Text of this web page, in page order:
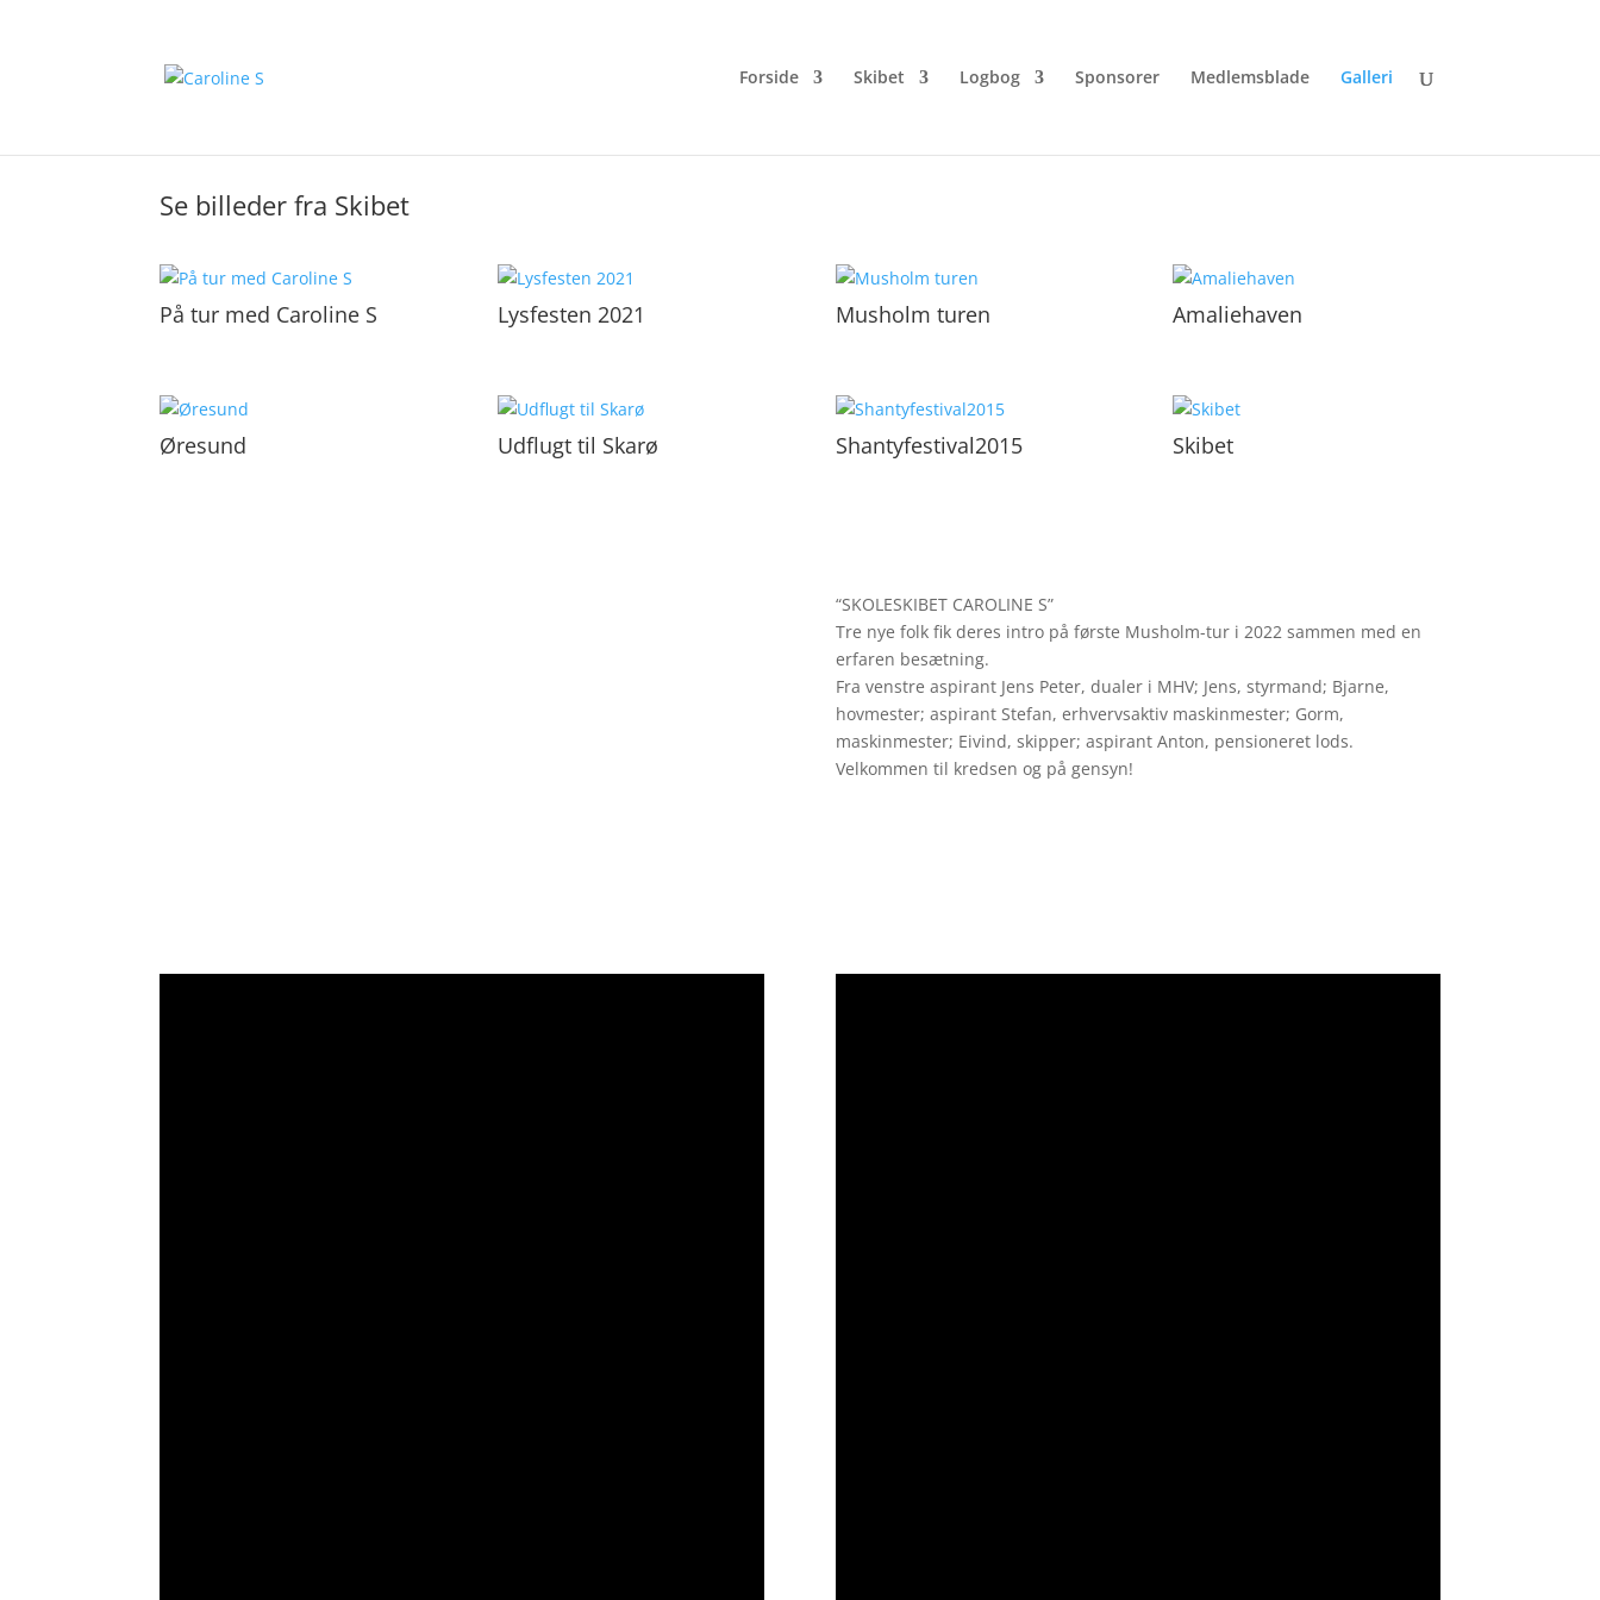
Forside Skibet Logbog Sponsorer Medlemsblade Galleri
Se billeder fra Skibet
På tur med Caroline S Lysfesten 2021 Musholm turen Amaliehaven
Øresund Udflugt til Skarø Shantyfestival2015 Skibet
“SKOLESKIBET CAROLINE S”
Tre nye folk fik deres intro på første Musholm-tur i 2022 sammen med en
erfaren besætning.
Fra venstre aspirant Jens Peter, dualer i MHV; Jens, styrmand; Bjarne,
hovmester; aspirant Stefan, erhvervsaktiv maskinmester; Gorm,
maskinmester; Eivind, skipper; aspirant Anton, pensioneret lods.
Velkommen til kredsen og på gensyn!